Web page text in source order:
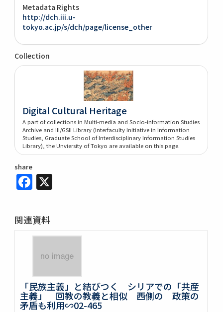
Metadata Rights
http://dch.iii.u-
tokyo.ac.jp/s/dch/page/license_other
Collection
Digital Cultural Heritage
A part of collections in Multi-media and Socio-information Studies
Archive and III/GSII Library (Interfaculty Initiative in Information
Studies, Graduate School of Interdisciplinary Information Studies
Library), the Unviersity of Tokyo are available on this page.
share
Facebook
関連資料
「民族主義」と結びつく シリアでの「共産
主義」 回教の教義と相似 西側の 政策の
矛盾も利用∽02-465